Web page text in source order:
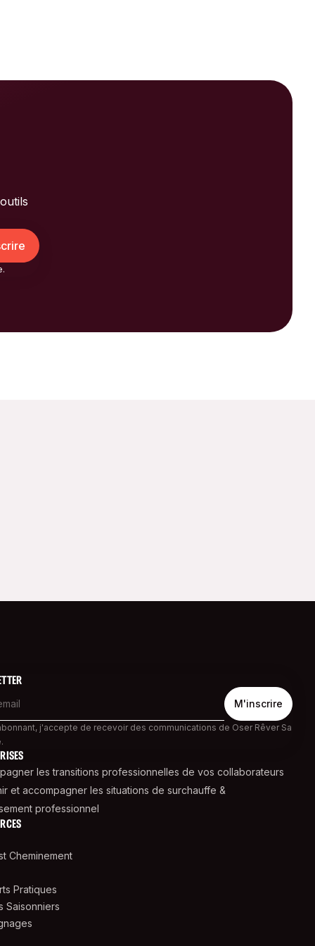
j'accepte de recevoir des communications de Oser Rêver Sa
les transitions professionnelles de vos collaborateurs
et accompagner les situations de surchauffe &
professionnel
Cheminement
Pratiques
Saisonniers